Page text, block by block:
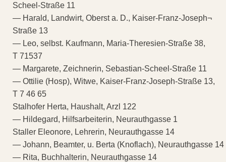
Scheel-Straße 11
— Harald, Landwirt, Oberst a. D., Kaiser-Franz-Joseph¬
Straße 13
— Leo, selbst. Kaufmann, Maria-Theresien-Straße 38,
T 71537
— Margarete, Zeichnerin, Sebastian-Scheel-Straße 11
— Ottilie (Hosp), Witwe, Kaiser-Franz-Joseph-Straße 13,
T 7 46 65
Stalhofer Herta, Haushalt, Arzl 122
— Hildegard, Hilfsarbeiterin, Neurauthgasse 1
Staller Eleonore, Lehrerin, Neurauthgasse 14
— Johann, Beamter, u. Berta (Knoflach), Neurauthgasse 14
— Rita, Buchhalterin, Neurauthgasse 14